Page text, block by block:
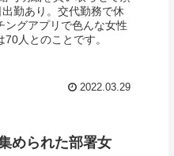
勤あり。交代勤務で休
ングアプリで色んな女性
人とのことです。
2022.03.29
められた部署女